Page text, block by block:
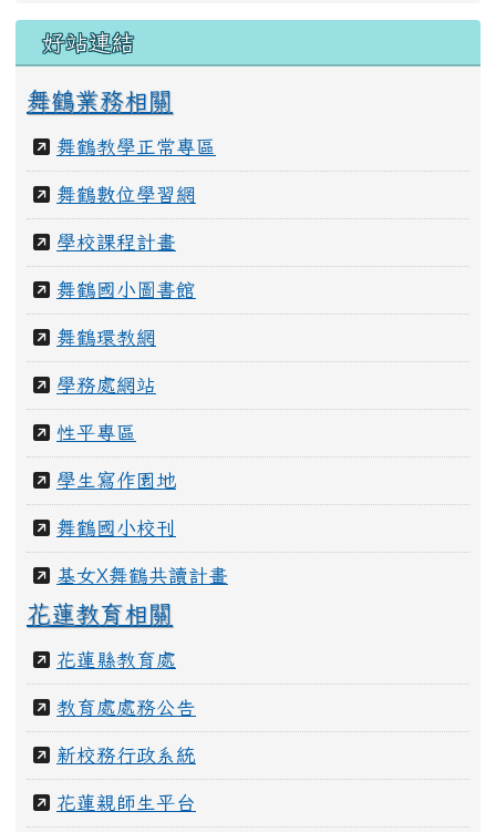
好站連結
舞鶴業務相關
舞鶴教學正常專區
舞鶴數位學習網
學校課程計畫
舞鶴國小圖書館
舞鶴環教網
學務處網站
性平專區
學生寫作園地
舞鶴國小校刊
基女X舞鶴共讀計畫
花蓮教育相關
花蓮縣教育處
教育處處務公告
新校務行政系統
花蓮親師生平台